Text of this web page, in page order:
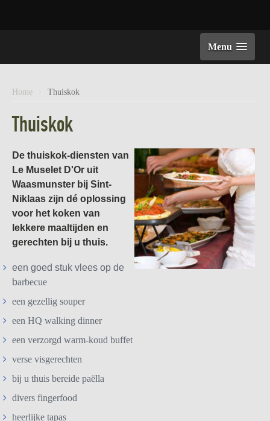
Menu
Home Thuiskok
Thuiskok
De thuiskok-diensten van
Le Muselet D'Or uit
Waasmunster bij Sint-
Niklaas zijn dé oplossing
voor het koken van
lekkere maaltijden en
gerechten bij u thuis.
een goed stuk vlees op de
barbecue
een gezellig souper
een HQ walking dinner
een verzorgd warm-koud buffet
verse visgerechten
bij u thuis bereide paëlla
divers fingerfood
heerlijke tapas